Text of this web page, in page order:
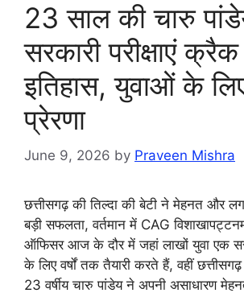
23 साल की चारु
सरकारी परीक्षाएं
इतिहास, युवाओं के
प्रेरणा
June 9, 2026 by Praveen Mishra
छत्तीसगढ़ की तिल्दा की बेटी ने मेहनत और
बड़ी सफलता, वर्तमान में CAG
ऑफिसर आज के दौर में जहां लाखों युवा एक
के लिए वर्षों तक तैयारी करते हैं, वहीं
23 वर्षीय चारु पांडेय ने अपनी असाधारण